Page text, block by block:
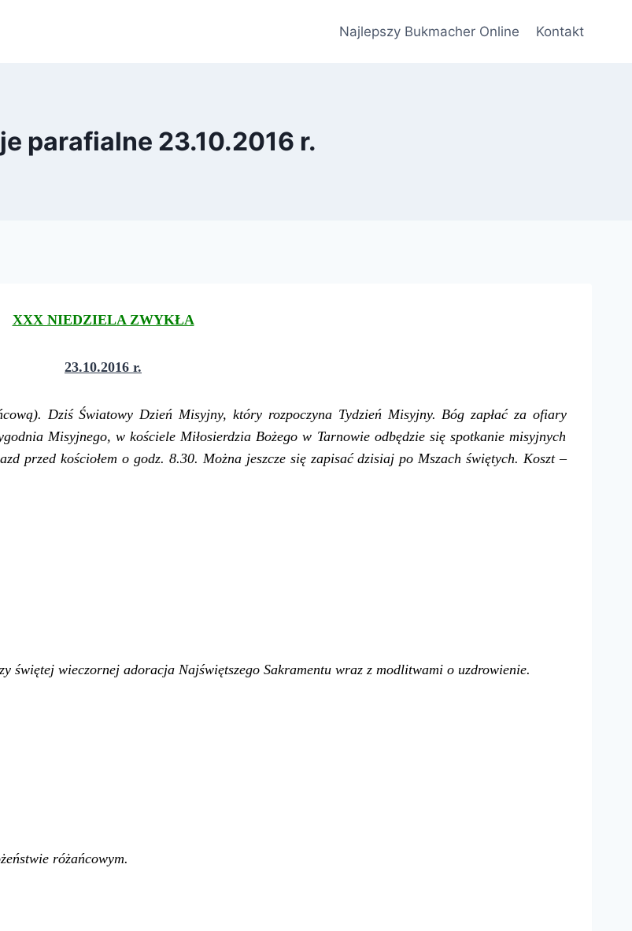
Najlepszy Bukmacher Online Kontakt
parafialne 23.10.2016 r.
XXX NIEDZIELA ZWYKŁA
23.10.2016 r.
DziśŚwiatowy Dzień Misyjny, który rozpoczyna Tydzień Misyjny.Bóg zapłać za ofiary
Misyjnego, w kościele Miłosierdzia Bożego w Tarnowie odbędzie się spotkanie misyjnych
przed kościołem o godz. 8.30. Można jeszcze się zapisać dzisiaj po Mszach świętych.Koszt –
świętej wieczornej adoracja Najświętszego Sakramentu wraz z modlitwami o uzdrowienie.
różańcowym.